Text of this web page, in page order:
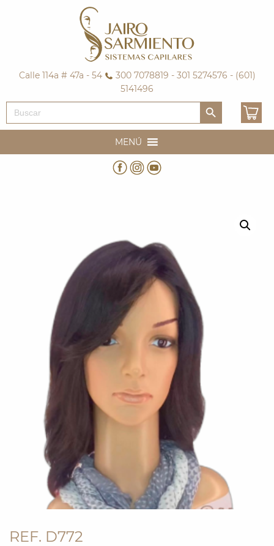
Calle 114a # 47a - 54
300 7078819 - 301 5274576 - (601)
5141496
Buscar:
Botón de búsqueda
MENÚ
REF. D772